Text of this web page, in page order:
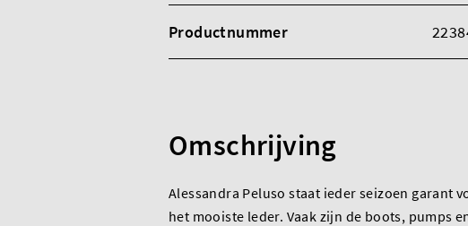
Productnummer
Omschrijving
Alessandra Peluso staat ieder seizoen garant
het mooiste leder. Vaak zijn de boots, pumps